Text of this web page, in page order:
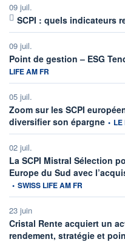
09 juil.
SCPI : quels indicateurs
09 juil.
Point de gestion – ESG
LIFE AM FR
05 juil.
Zoom sur les SCPI
diversifier son épargne • LE
02 juil.
La SCPI Mistral Sélection
Europe du Sud avec
• SWISS LIFE AM FR
23 juin
Cristal Rente acquiert un
rendement, stratégie et